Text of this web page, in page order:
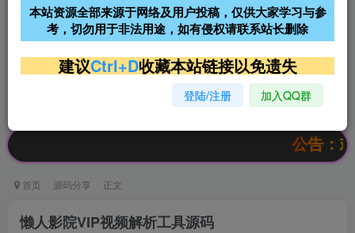
年
超低价文字广告位招租 超低价文字广告位招租
超低价文字广告位招租
公告：欢迎
首页 源码分享 正文
懒人影院VIP视频解析工具源码
本站资源全部来源于网络及用户投稿，仅供大家学习与参
考，切勿用于非法用途，如有侵权请联系站长删除
建议Ctrl+D收藏本站链接以免遗失
登陆/注册 加入QQ群